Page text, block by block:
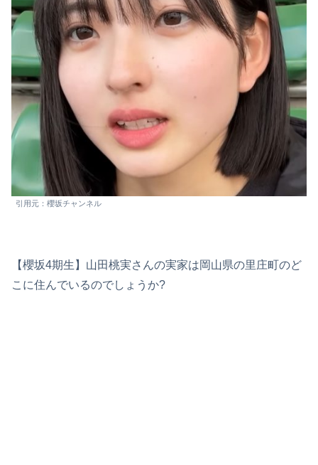
引用元：櫻坂チャンネル
【櫻坂4期生】山田桃実さんの実家は岡山県の里庄町のど
こに住んでいるのでしょうか?